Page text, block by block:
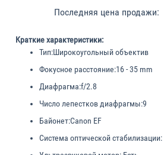
Последняя цена продажи:
Краткие характеристики:
Тип:Широкоугольный объектив
Фокусное расстояние:16 - 35 mm
Диафрагма:f/2.8
Число лепестков диафрагмы:9
Байонет:Canon EF
Система оптической стабилизации: